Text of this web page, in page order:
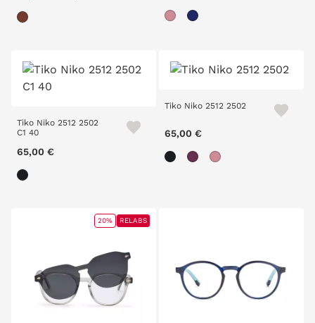
Tiko Niko 2512 2502
C1 40
65,00 €
Tiko Niko 2512 2502
65,00 €
20% RELABS